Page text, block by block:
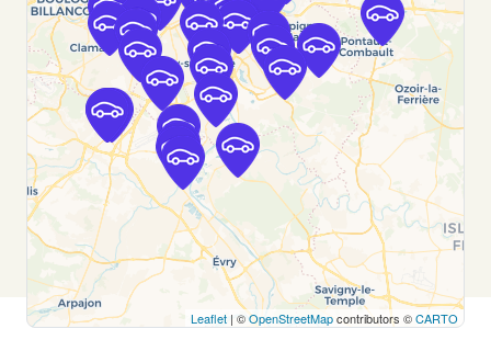
CHOISY-LE-ROI, 94600
Voir l'agence
Free2Move Rent - MAVIA - MAISONS-
ALFORT (C)
3.7
34 BIS AVENUE DU GENERAL LECLERC
MAISONS-ALFORT, 94700
Voir l'agence
Free2Move Rent - GARAGE DUPLEIX -
3.8
Leaflet | ©OpenStreetMapcontributors ©CARTO